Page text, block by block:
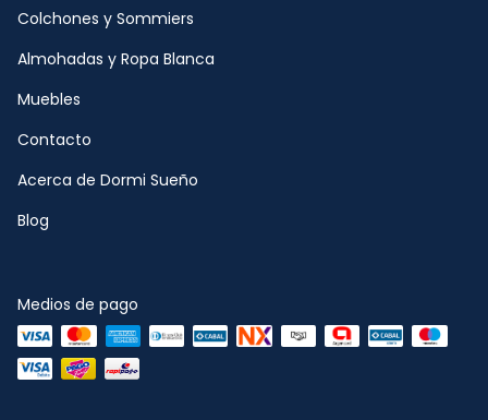
Colchones y Sommiers
Almohadas y Ropa Blanca
Muebles
Contacto
Acerca de Dormi Sueño
Blog
Medios de pago